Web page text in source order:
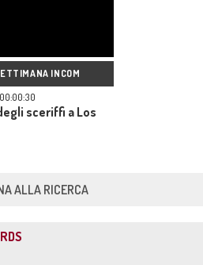
INCOM
sceriffi a Los
ALLA RICERCA